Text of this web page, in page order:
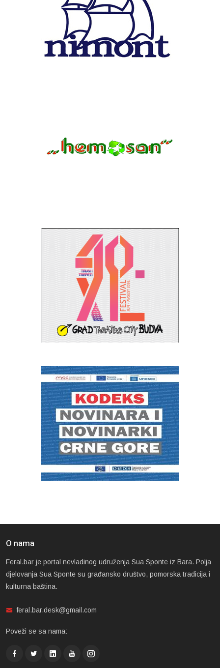
O nama
Feral.bar je portal nevladinog udruženja Sua Sponte iz Bara. Polja
djelovanja Sua Sponte su građansko društvo, pomorska tradicija i
kulturna baština.
feral.bar.desk@gmail.com
Poveži se sa nama: